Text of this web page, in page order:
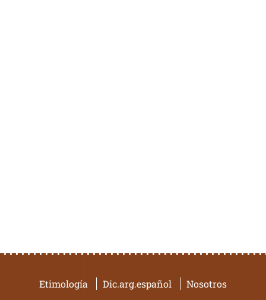
Etimología Dic.arg.español Nosotros